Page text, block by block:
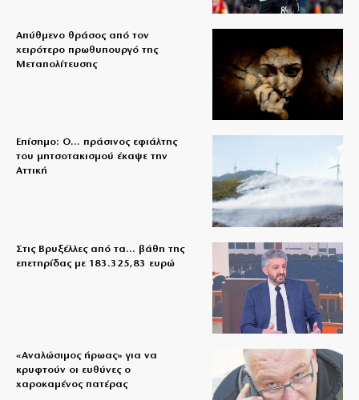
Απύθμενο θράσος από τον
χειρότερο πρωθυπουργό της
Μεταπολίτευσης
Επίσημο: Ο… πράσινος εφιάλτης
του μητσοτακισμού έκαψε την
Αττική
Στις Βρυξέλλες από τα… βάθη της
επετηρίδας με 183.325,83 ευρώ
«Aναλώσιμος ήρωας» για να
κρυφτούν οι ευθύνες ο
χαροκαμένος πατέρας